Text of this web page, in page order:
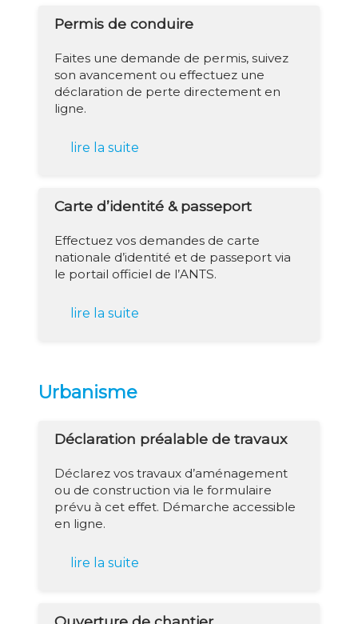
Permis de conduire
Faites une demande de permis, suivez
son avancement ou effectuez une
déclaration de perte directement en
ligne.
lire la suite
Carte d’identité & passeport
Effectuez vos demandes de carte
nationale d’identité et de passeport via
le portail officiel de l’ANTS.
lire la suite
Urbanisme
Déclaration préalable de travaux
Déclarez vos travaux d’aménagement
ou de construction via le formulaire
prévu à cet effet. Démarche accessible
en ligne.
lire la suite